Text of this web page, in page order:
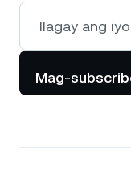
Mag-